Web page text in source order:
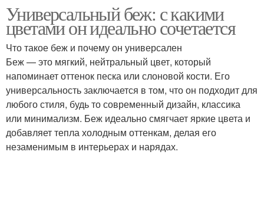
Универсальный беж: с какими
цветами он идеально сочетается
Что такое беж и почему он универсален
Беж — это мягкий, нейтральный цвет, который
напоминает оттенок песка или слоновой кости. Его
универсальность заключается в том, что он подходит для
любого стиля, будь то современный дизайн, классика
или минимализм. Беж идеально смягчает яркие цвета и
добавляет тепла холодным оттенкам, делая его
незаменимым в интерьерах и нарядах.